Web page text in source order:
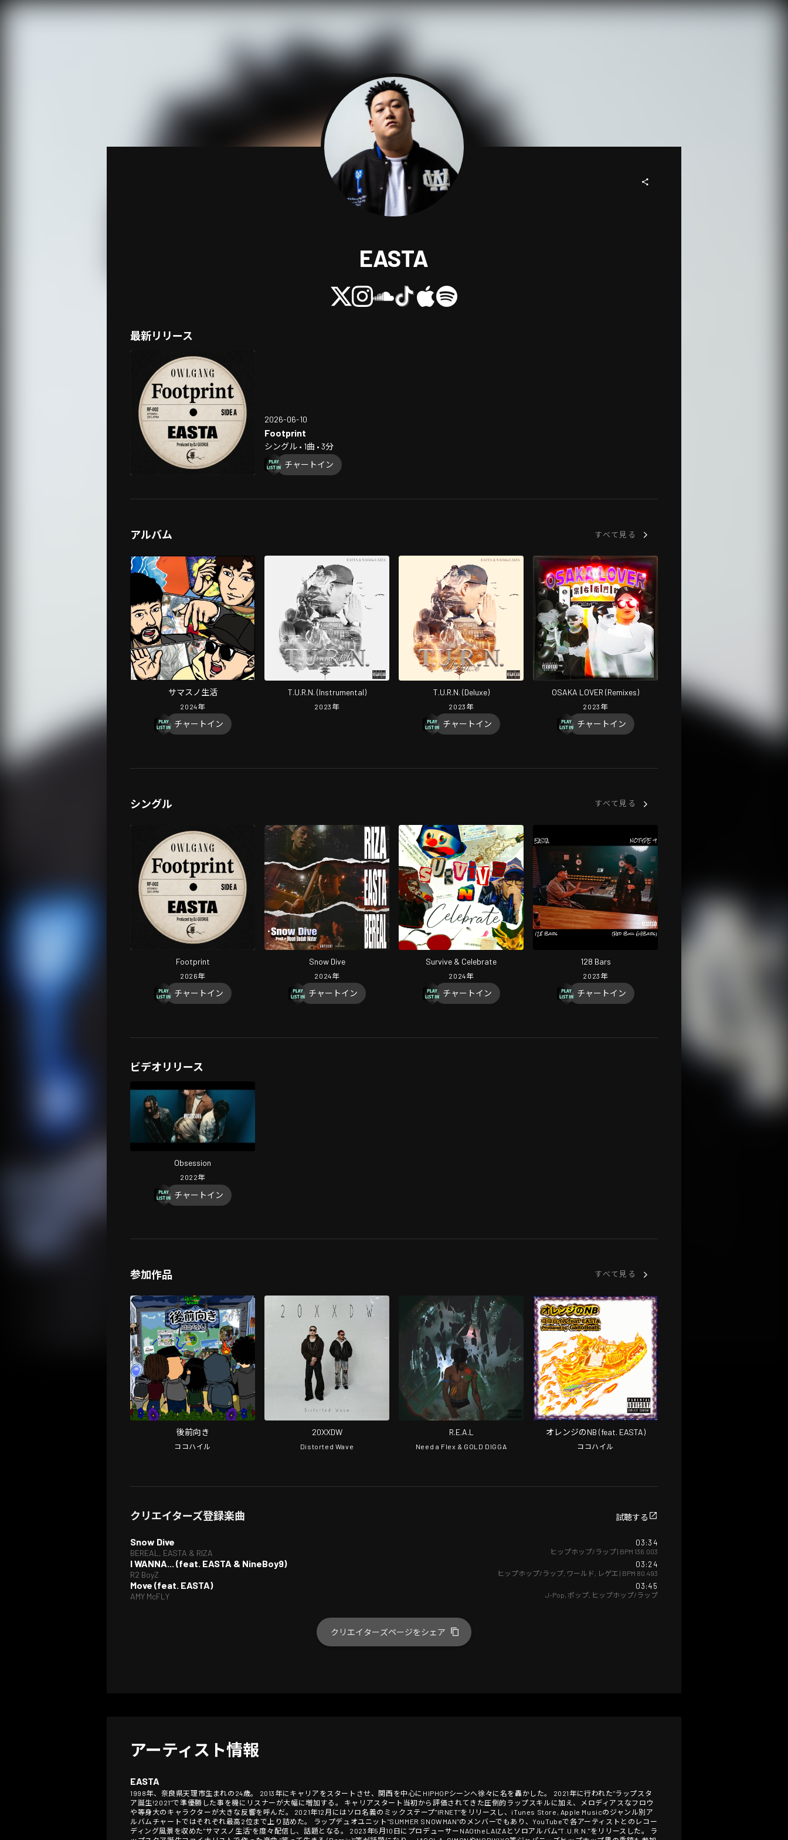
EASTA
最新リリース
2026-06-10
Footprint
シングル • 1曲 • 3分
チャートイン
アルバム すべて見る
サマスノ生活
2024年
チャートイン
T.U.R.N. (Instrumental)
2023 年
T.U.R.N. (Deluxe)
2023 年
チャートイン
OSAKA LOVER (Remixes)
2023 年
チャートイン
シングル すべて見る
Footprint
2026年
チャートイン
Snow Dive
2024年
チャートイン
Survive & Celebrate
2024年
チャートイン
128 Bars
2023 年
チャートイン
ビデオリリース
Obsession
2022年
チャートイン
参加作品 すべて見る
後前向き
ココハイル
20XXDW
Distorted Wave
R.E.A.L
Need a Flex & GOLD DIGGA
オレンジのNB (feat. EASTA)
ココハイル
クリエイターズ登録楽曲 試聴する
Snow Dive
BEREAL, EASTA & RIZA
03:34
ヒップホップ/ラップ| BPM 136.003
I WANNA... (feat. EASTA & NineBoy9)
R2 BoyZ
03:24
ヒップホップ/ラップ, ワールド, レゲエ | BPM 80.493
Move (feat. EASTA)
AMY McFLY
03:45
J-Pop, ポップ, ヒップホップ/ラップ
クリエイターズページをシェア
アーティスト情報
EASTA
1998年、奈良県天理市生まれの24歳。 2013年にキャリアをスタートさせ、関西を中心にHIPHOPシーンへ徐々に名を轟かした。 2021年に行われた"ラップスタ
ア誕生!2021"で準優勝した事を機にリスナーが大幅に増加する。 キャリアスタート当初から評価されてきた圧倒的ラップスキルに加え、メロディアスなフロウ
や等身大のキャラクターが大きな反響を呼んだ。 2021年12月にはソロ名義のミックステープ"IRNET"をリリースし、iTunes Store, Apple Musicのジャンル別ア
ルバムチャートではそれぞれ最高2位まで上り詰めた。 ラップデュオユニット"SUMMER SNOWMAN"のメンバーでもあり、YouTubeで各アーティストとのレコー
ディング風景を収めた"サマスノ生活"を度々配信し、話題となる。 2023年5月10日にプロデューサーNAOtheLAIZAとソロアルバム"T.U.R.N."をリリースした。 ラ